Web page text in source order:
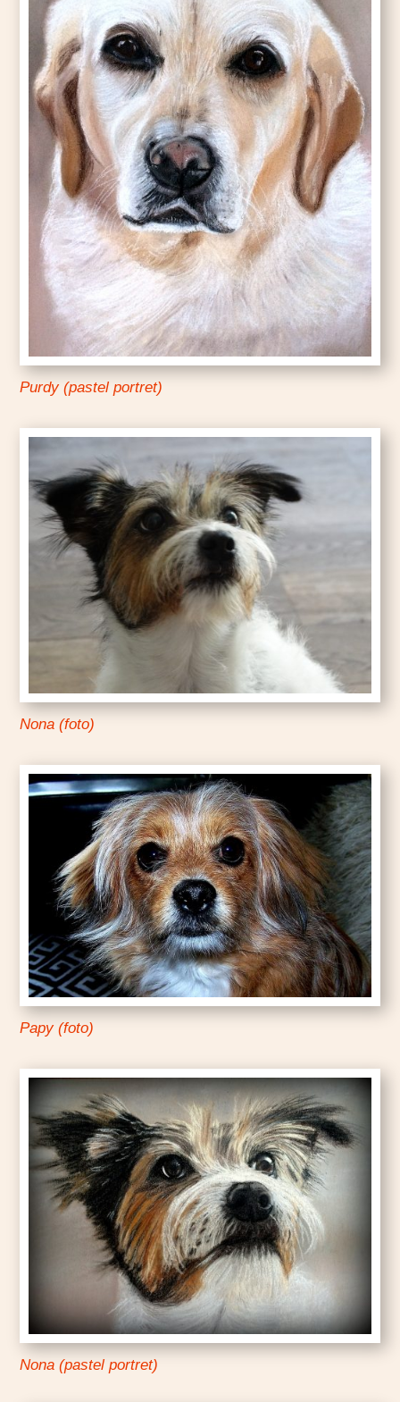
Purdy (pastel portret)
Nona (foto)
Papy (foto)
Nona (pastel portret)